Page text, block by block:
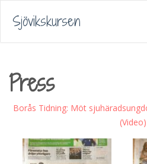
Sjövikskursen
Press
Borås Tidning: Möt
(Video)